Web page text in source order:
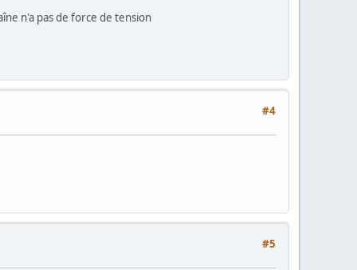
n'a pas de force de tension
#4
#5